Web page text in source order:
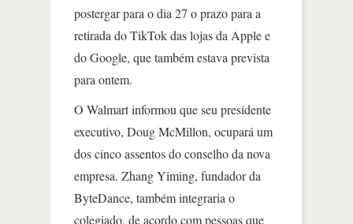
postergar para o dia 27 o prazo para a
retirada do TikTok das lojas da Apple e
do Google, que também estava prevista
para ontem.
O Walmart informou que seu presidente
executivo, Doug McMillon, ocupará um
dos cinco assentos do conselho da nova
empresa. Zhang Yiming, fundador da
ByteDance, também integraria o
colegiado, de acordo com pessoas que